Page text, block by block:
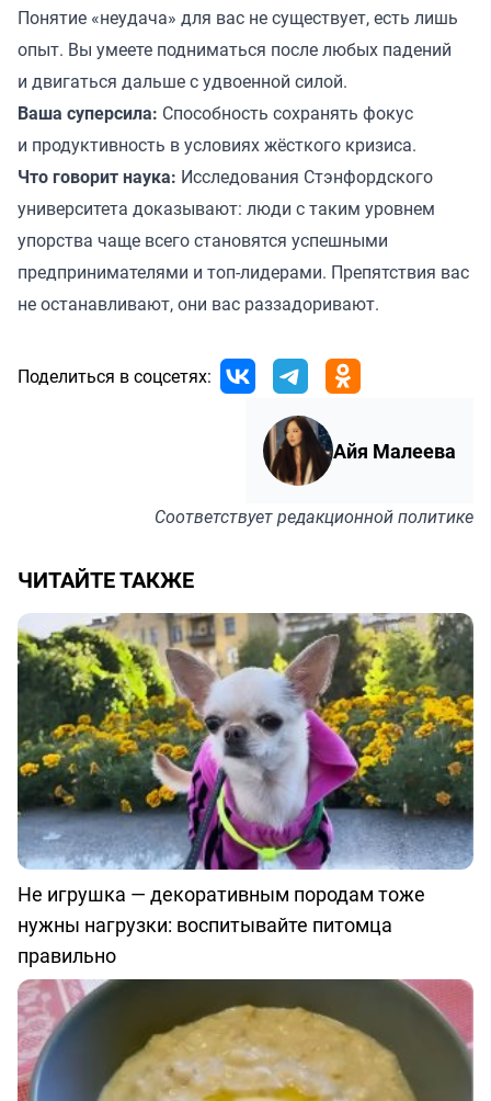
Понятие «неудача» для вас не существует, есть лишь
опыт. Вы умеете подниматься после любых падений
и двигаться дальше с удвоенной силой.
Ваша суперсила: Способность сохранять фокус
и продуктивность в условиях жёсткого кризиса.
Что говорит наука: Исследования Стэнфордского
университета доказывают: люди с таким уровнем
упорства чаще всего становятся успешными
предпринимателями и топ-лидерами. Препятствия вас
не останавливают, они вас раззадоривают.
Поделиться в соцсетях:
Айя Малеева
Соответствуетредакционной политике
ЧИТАЙТЕ ТАКЖЕ
Не игрушка — декоративным породам тоже
нужны нагрузки: воспитывайте питомца
правильно